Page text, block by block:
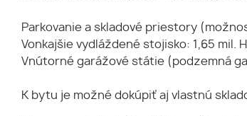
Parkovanie a skladové priestory
Vonkajšie vydláždené stojisko: 1,65 mil.
Vnútorné garážové státie (podzemná
K bytu je možné dokúpiť aj vlastnú